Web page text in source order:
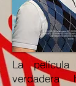
La
verdadera